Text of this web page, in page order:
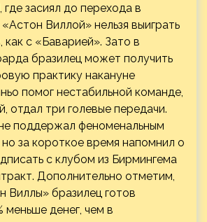
засиял до перехода в
Виллой» нельзя выиграть
как с «Баварией». Зато в
бразилец может получить
практику накануне
помог нестабильной команде,
отдал три голевые передачи.
поддержал феноменальным
за короткое время напомнил о
с клубом из Бирмингема
Дополнительно отметим,
Виллы» бразилец готов
меньше денег, чем в